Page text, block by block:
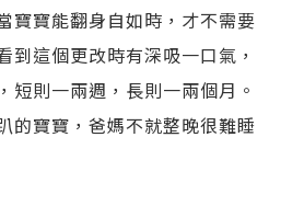
寶寶能翻身自如時，才不需要
到這個更改時有深吸一口氣，
短則一兩週，長則一兩個月。
的寶寶，爸媽不就整晚很難睡